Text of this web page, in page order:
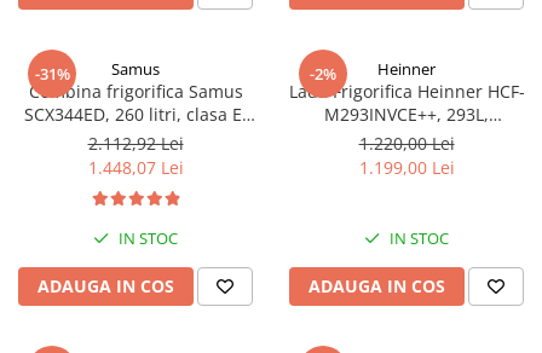
-31% Samus
Combina frigorifica Samus
SCX344ED, 260 litri, clasa E,
inaltime 180 cm, dozator de
apa, termostat reglabil, usi
reversibile, lumina interioara
tip LED, picioare reglabile,
argintie
2.112,92 Lei
1.448,07 Lei
IN STOC
ADAUGA IN COS
-2% Heinner
Lada Frigorifica Heinner HCF-
M293INVCE++, 293L,
Convertibila
Frigider/Congelator,
Compresor Inverter, Clasa
LED, Alb
1.220,00 Lei
1.199,00 Lei
IN STOC
ADAUGA IN COS